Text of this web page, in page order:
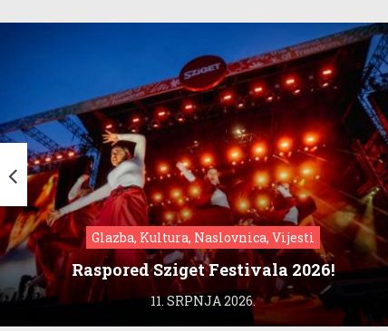
Glazba, Kultura, Naslovnica, Vijesti
Raspored Sziget Festivala 2026!
11. SRPNJA 2026.